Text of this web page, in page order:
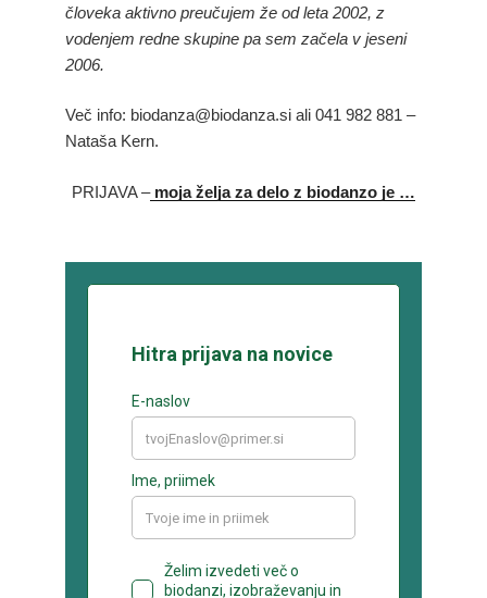
človeka aktivno preučujem že od leta 2002, z
vodenjem redne skupine pa sem začela v jeseni
2006.
Več info: biodanza@biodanza.si ali 041 982 881 –
Nataša Kern.
PRIJAVA –moja želja za delo z biodanzo je …